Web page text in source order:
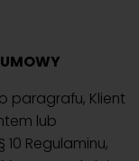
paragrafu, Klient
lub
Regulaminu,